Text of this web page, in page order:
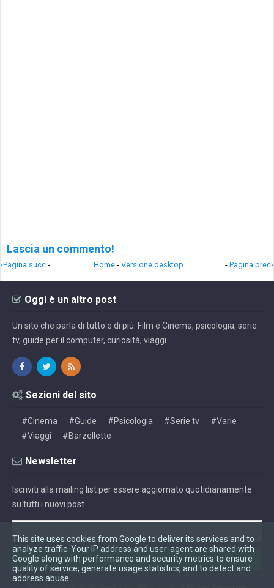
Lascia un commento!
‹Pagina succ - - Pagina prec›
Home - Versione desktop
Oggi è un altro post
Un sito che parla di tutto e di più. Film e Cinema, psicologia, serie
tv, guide per il computer, curiosità, viaggi.
Sezioni del sito
#Cinema #Guide #Psicologia #Serie tv
#Varie
#Viaggi
#Barzellette
Newsletter
Iscriviti alla mailing list per essere aggiornato quotidianamente
su tutti i nuovi post
This site uses cookies from Google to deliver its services and to
analyze traffic. Your IP address and user-agent are shared with
Google along with performance and security metrics to ensure
quality of service, generate usage statistics, and to detect and
address abuse.